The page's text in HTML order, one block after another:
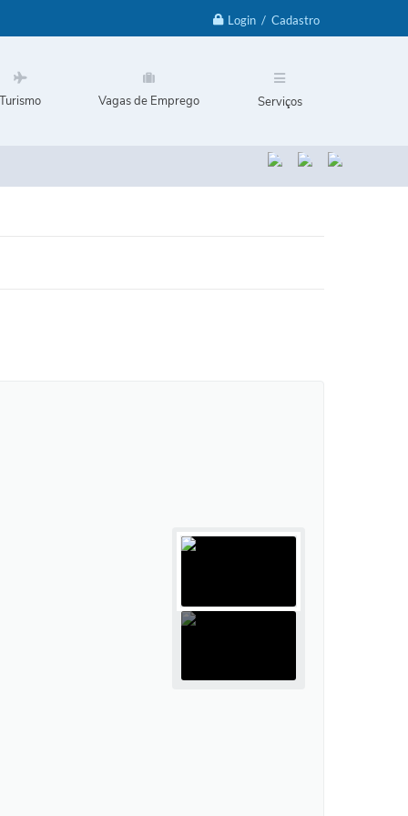
Login / Cadastro
Turismo Vagas de Emprego Serviços